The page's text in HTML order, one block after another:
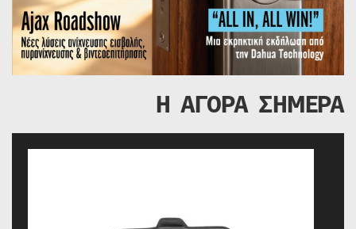
Η ΑΓΟΡΑ ΣΗΜΕΡΑ